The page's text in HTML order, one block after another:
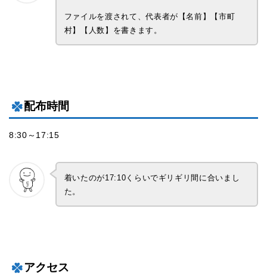
ファイルを渡されて、代表者が【名前】【市町
村】【人数】を書きます。
配布時間
8:30～17:15
着いたのが17:10くらいでギリギリ間に合いまし
た。
アクセス